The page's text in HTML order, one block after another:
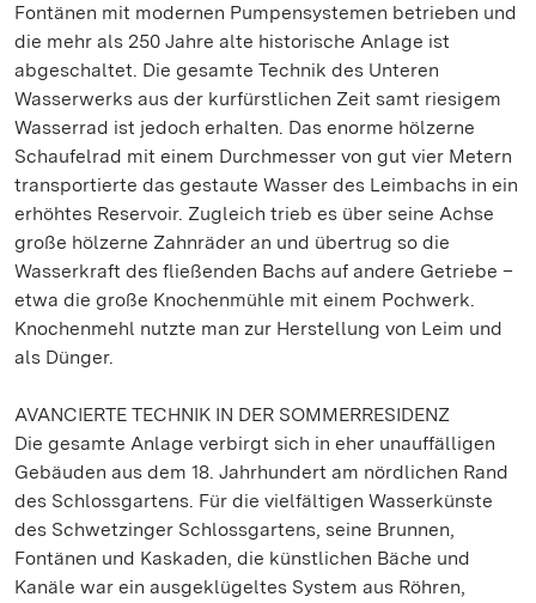
Fontänen mit modernen Pumpensystemen betrieben und
die mehr als 250 Jahre alte historische Anlage ist
abgeschaltet. Die gesamte Technik des Unteren
Wasserwerks aus der kurfürstlichen Zeit samt riesigem
Wasserrad ist jedoch erhalten. Das enorme hölzerne
Schaufelrad mit einem Durchmesser von gut vier Metern
transportierte das gestaute Wasser des Leimbachs in ein
erhöhtes Reservoir. Zugleich trieb es über seine Achse
große hölzerne Zahnräder an und übertrug so die
Wasserkraft des fließenden Bachs auf andere Getriebe –
etwa die große Knochenmühle mit einem Pochwerk.
Knochenmehl nutzte man zur Herstellung von Leim und
als Dünger.
AVANCIERTE TECHNIK IN DER SOMMERRESIDENZ
Die gesamte Anlage verbirgt sich in eher unauffälligen
Gebäuden aus dem 18. Jahrhundert am nördlichen Rand
des Schlossgartens. Für die vielfältigen Wasserkünste
des Schwetzinger Schlossgartens, seine Brunnen,
Fontänen und Kaskaden, die künstlichen Bäche und
Kanäle war ein ausgeklügeltes System aus Röhren,